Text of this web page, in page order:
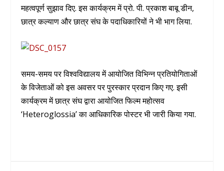
महत्वपूर्ण सुझाव दिए. इस कार्यक्रम में प्रो. पी. प्रकाश बाबू डीन,
छात्र कल्याण और छात्र संघ के पदाधिकारियों ने भी भाग लिया.
समय-समय पर विश्वविद्यालय में आयोजित विभिन्न प्रतियोगिताओं
के विजेताओं को इस अवसर पर पुरस्कार प्रदान किए गए. इसी
कार्यक्रम में छात्र संघ द्वारा आयोजित फिल्म महोत्सव
‘Heteroglossia’ का आधिकारिक पोस्टर भी जारी किया गया.